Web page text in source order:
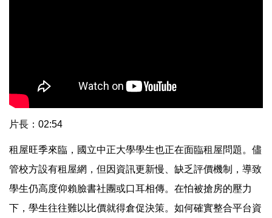
片長：02:54
租屋旺季來臨，國立中正大學學生也正在面臨租屋問題。儘
管校方設有租屋網，但因資訊更新慢、缺乏評價機制，導致
學生仍高度仰賴臉書社團或口耳相傳。在怕被搶房的壓力
下，學生往往難以比價就得倉促決策。如何確實整合平台資